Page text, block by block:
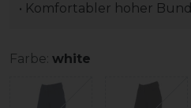
• Komfortabler hoher Bund
Farbe: white